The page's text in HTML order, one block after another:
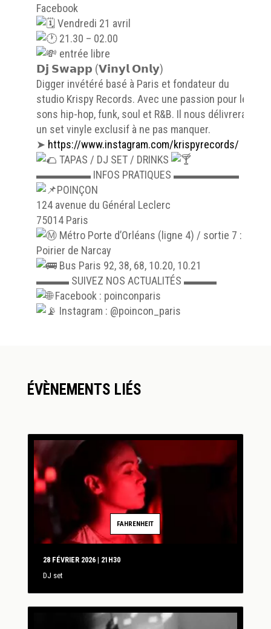
Facebook
Vendredi 21 avril
21.30 – 02.00
entrée libre
𝗗𝗷 𝗦𝘄𝗮𝗽𝗽 (𝗩𝗶𝗻𝘆𝗹 𝗢𝗻𝗹𝘆)
Digger invétéré basé à Paris et fondateur du
studio Krispy Records. Avec une passion pour les
sons hip-hop, funk, soul et R&B. Il nous délivrera
un set vinyle exclusif à ne pas manquer.
➤ https://www.instagram.com/krispyrecords/
TAPAS / DJ SET / DRINKS
▬▬▬▬▬ INFOS PRATIQUES ▬▬▬▬▬▬
POINÇON
124 avenue du Général Leclerc
75014 Paris
Métro Porte d’Orléans (ligne 4) / sortie 7 :
Poirier de Narcay
Bus Paris 92, 38, 68, 10.20, 10.21
▬▬▬ SUIVEZ NOS ACTUALITÉS ▬▬▬
Facebook : poinconparis
Instagram : @poincon_paris
ÉVÈNEMENTS LIÉS
FAHRENHEIT
28 FÉVRIER 2026 | 21H30
DJ set